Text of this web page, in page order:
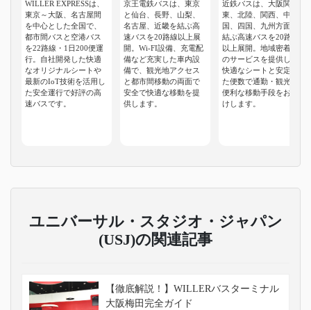
WILLER EXPRESSは、
東京～大阪、名古屋間
を中心とした全国で、
都市間バスと空港バス
を22路線・1日200便運
行。自社開発した快適
なオリジナルシートや
最新のIoT技術を活用し
た安全運行で好評の高
速バスです。
京王電鉄バスは、東京
と仙台、長野、山梨、
名古屋、近畿を結ぶ高
速バスを20路線以上展
開。Wi-FI設備、充電配
備など充実した車内設
備で、観光地アクセス
と都市間移動の両面で
安全で快適な移動を提
供します。
近鉄バスは、大阪関
東、北陸、関西、中
国、四国、九州方面を
結ぶ高速バスを20路線
以上展開。地域密着型
のサービスを提供し、
快適なシートと安定し
た便数で通勤・観光に
便利な移動手段をお届
けします。
ユニバーサル・スタジオ・ジャパン
(USJ)の関連記事
【徹底解説！】WILLERバスターミナル
大阪梅田完全ガイド